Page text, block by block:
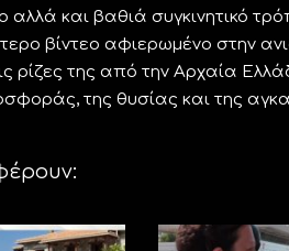
και βαθιά συγκινητικό
βίντεο αφιερωμένο στην
ρίζες της από την Αρχαία
της θυσίας και της